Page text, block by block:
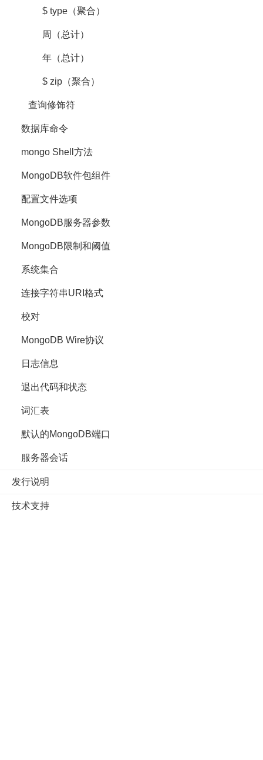
$ type（聚合）
周（总计）
年（总计）
$ zip（聚合）
查询修饰符
数据库命令
mongo Shell方法
MongoDB软件包组件
配置文件选项
MongoDB服务器参数
MongoDB限制和阈值
系统集合
连接字符串URI格式
校对
MongoDB Wire协议
日志信息
退出代码和状态
词汇表
默认的MongoDB端口
服务器会话
发行说明
技术支持